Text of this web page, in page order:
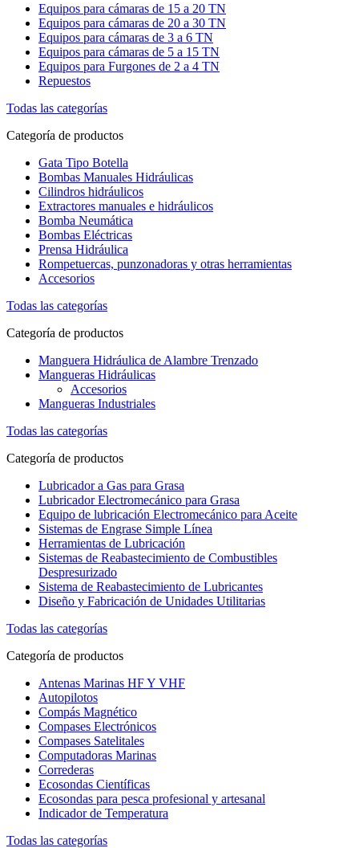
Equipos para cámaras de 15 a 20 TN
Equipos para cámaras de 20 a 30 TN
Equipos para cámaras de 3 a 6 TN
Equipos para cámaras de 5 a 15 TN
Equipos para Furgones de 2 a 4 TN
Repuestos
Todas las categorías
Categoría de productos
Gata Tipo Botella
Bombas Manuales Hidráulicas
Cilindros hidráulicos
Extractores manuales e hidráulicos
Bomba Neumática
Bombas Eléctricas
Prensa Hidráulica
Rompetuercas, punzonadoras y otras herramientas
Accesorios
Todas las categorías
Categoría de productos
Manguera Hidráulica de Alambre Trenzado
Mangueras Hidráulicas
Accesorios
Mangueras Industriales
Todas las categorías
Categoría de productos
Lubricador a Gas para Grasa
Lubricador Electromecánico para Grasa
Equipo de lubricación Electromecánico para Aceite
Sistemas de Engrase Simple Línea
Herramientas de Lubricación
Sistemas de Reabastecimiento de Combustibles
Despresurizado
Sistema de Reabastecimiento de Lubricantes
Diseño y Fabricación de Unidades Utilitarias
Todas las categorías
Categoría de productos
Antenas Marinas HF Y VHF
Autopilotos
Compás Magnético
Compases Electrónicos
Compases Satelitales
Computadoras Marinas
Correderas
Ecosondas Científicas
Ecosondas para pesca profesional y artesanal
Indicador de Temperatura
Todas las categorías